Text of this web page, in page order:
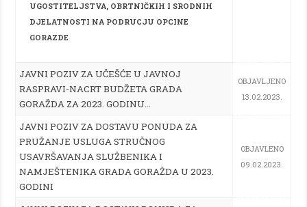
UGOSTITELJSTVA, OBRTNIČKIH I SRODNIH
DJELATNOSTI NA PODRUCJU OPCINE
GORAZDE
JAVNI POZIV ZA UČEŠĆE U JAVNOJ
RASPRAVI-NACRT BUDŽETA GRADA
GORAŽDA ZA 2023. GODINU…
OBJAVLJENO
13.02.2023.
JAVNI POZIV ZA DOSTAVU PONUDA ZA
PRUŽANJE USLUGA STRUČNOG
USAVRŠAVANJA SLUŽBENIKA I
NAMJEŠTENIKA GRADA GORAŽDA U 2023.
GODINI
OBJAVLENO
09.02.2023.